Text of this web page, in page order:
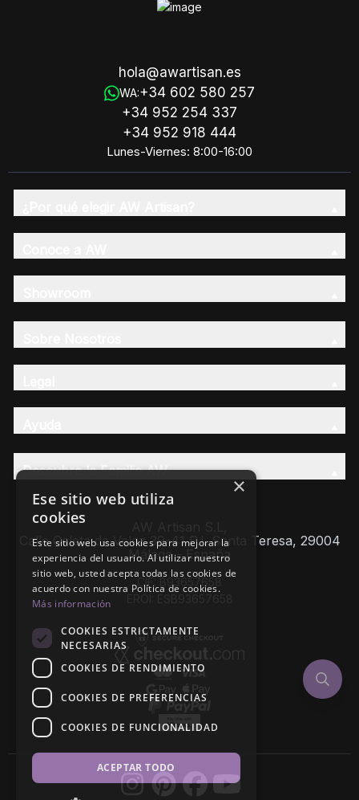
hola@awartisan.es
WA:+34 602 580 257
+34 952 254 337
+34 952 918 444
Lunes-Viernes: 8:00-16:00
Descubre la Familia AW
Calle Caleta de Velez 39-41 P.I. Santa Teresa, 29004
Málaga - España
CIF: B93657658
×
Ese sitio web utiliza
cookies
Este sitio web usa cookies para mejorar la
experiencia del usuario. Al utilizar nuestro
sitio web, usted acepta todas las cookies de
acuerdo con nuestra Política de cookies.
Más información
COOKIES ESTRICTAMENTE
NECESARIAS
COOKIES DE RENDIMIENTO
COOKIES DE PREFERENCIAS
COOKIES DE FUNCIONALIDAD
ACEPTAR TODO